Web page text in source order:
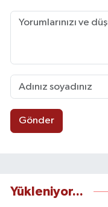
Gönder
Yükleniyor...